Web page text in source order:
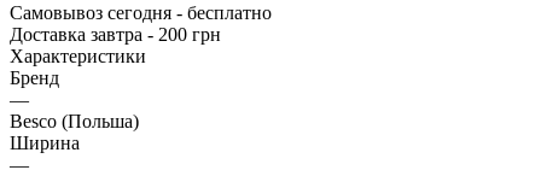
Самовывоз сегодня - бесплатно
Доставка завтра - 200 грн
Характеристики
Бренд
—
Besco (Польша)
Ширина
—